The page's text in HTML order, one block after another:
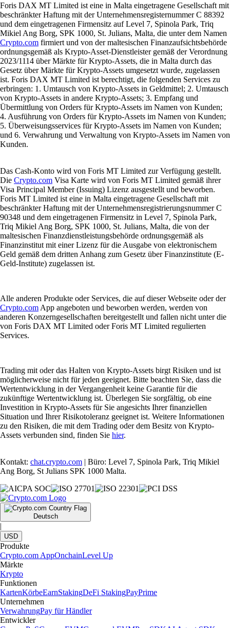
Foris DAX MT Limited ist eine in Malta eingetragene Gesellschaft mit
beschränkter Haftung mit der Unternehmensregisternummer C 88392
und dem eingetragenen Firmensitz auf Level 7, Spinola Park, Triq
Mikiel Ang Borg, SPK 1000, St. Julians, Malta, die unter dem Namen
Crypto.com firmiert und von der maltesischen Finanzaufsichtsbehörde
ordnungsgemäß als Krypto-Asset-Dienstleister gemäß der Verordnung
2023/1114 über Märkte für Krypto-Assets, die in Malta durch das
Gesetz über Märkte für Krypto-Assets umgesetzt wurde, zugelassen
ist. Foris DAX MT Limited ist berechtigt, die folgenden Services zu
erbringen: 1. Umtausch von Krypto-Assets in Geldmittel; 2. Umtausch
von Krypto-Assets in andere Krypto-Assets; 3. Empfang und
Übermittlung von Orders für Krypto-Assets im Namen von Kunden;
4. Ausführung von Orders für Krypto-Assets im Namen von Kunden;
5. Überweisungsservices für Krypto-Assets im Namen von Kunden;
und 6. Verwahrung und Verwaltung von Krypto-Assets im Namen von
Kunden.
Das Cash-Konto wird von Foris MT Limited zur Verfügung gestellt.
Die Crypto.com Visa Karte wird von Foris MT Limited gemäß ihrer
Visa Principal Member (Issuing) Lizenz ausgestellt und beworben.
Foris MT Limited ist eine in Malta eingetragene Gesellschaft mit
beschränkter Haftung mit der Unternehmensregistrierungsnummer C
90348 und dem eingetragenen Firmensitz in Level 7, Spinola Park,
Triq Mikiel Ang Borg, SPK 1000, St. Julians, Malta, die von der
maltesischen Finanzdienstleistungsbehörde ordnungsgemäß als
Finanzinstitut mit einer Lizenz für die Ausgabe von elektronischem
Geld gemäß dem dritten Anhang zum Gesetz über Finanzinstitute (E-
Geld-Institute) zugelassen ist.
Alle anderen Produkte oder Services, die auf dieser Webseite oder der
Crypto.com App angeboten und beworben werden, werden von
anderen Konzerngesellschaften bereitgestellt und fallen nicht unter die
von Foris DAX MT Limited oder Foris MT Limited regulierten
Services.
Trading mit oder das Halten von Krypto-Assets birgt Risiken und ist
möglicherweise nicht für jeden geeignet. Bitte beachten Sie, dass die
Wertentwicklung in der Vergangenheit keine Garantie für die
zukünftige Wertentwicklung ist. Überlegen Sie sorgfältig, ob eine
Investition in Krypto-Assets für Sie angesichts Ihrer finanziellen
Situation und Ihrer Risikotoleranz geeignet ist. Weitere Informationen
zu den Risiken, die mit dem Trading oder dem Besitz von Krypto-
Assets verbunden sind, finden Sie hier.
Kontakt: chat.crypto.com | Büro: Level 7, Spinola Park, Triq Mikiel
Ang Borg, St Julians SPK 1000 Malta.
Deutsch
|
USD
Produkte
Crypto.com AppOnchainLevel Up
Märkte
Krypto
Funktionen
KartenKörbeEarnStakingDeFi StakingPayPrime
Unternehmen
VerwahrungPay für Händler
Entwickler